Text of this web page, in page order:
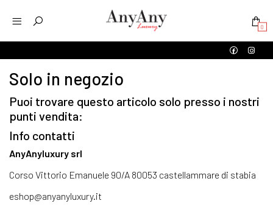
0
Solo in negozio
Puoi trovare questo articolo solo presso i nostri
punti vendita:
Info contatti
AnyAnyluxury srl
Corso Vittorio Emanuele 90/A 80053 castellammare di stabia
eshop@anyanyluxury.it